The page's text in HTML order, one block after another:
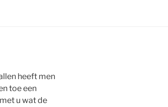
heeft men
toe een
u wat de